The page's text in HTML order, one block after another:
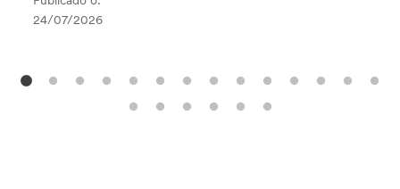
24/07/2026